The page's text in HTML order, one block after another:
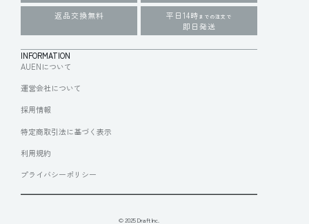
返品交換無料
平日14時 までの注文で
即日発送
INFORMATION
AUENについて
運営会社について
採用情報
特定商取引法に基づく表示
利用規約
プライバシーポリシー
© 2025 Draft Inc.